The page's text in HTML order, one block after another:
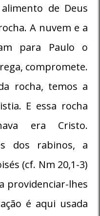
de Deus
A nuvem e a
para Paulo o
compromete.
rocha, temos a
E essa rocha
era Cristo.
dos rabinos, a
(cf. Nm 20,1-3)
providenciar-lhes
é aqui usada